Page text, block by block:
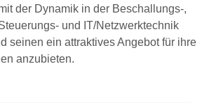
der Dynamik in der Beschallungs-,
und IT/Netzwerktechnik
seinen ein attraktives Angebot für ihre
anzubieten.